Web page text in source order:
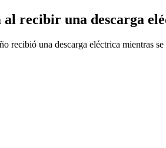
recibir una descarga
recibió una descarga eléctrica mientras